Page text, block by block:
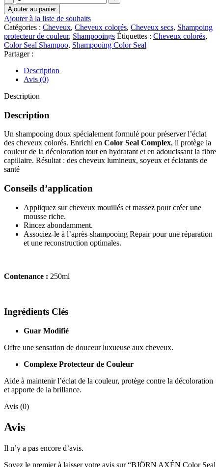
de
BJÖRN
AXÉN
Color
Seal
Shampoo
250
ML
Ajouter au panier
Ajouter à la liste de souhaits
Catégories : Cheveux, Cheveux colorés, Cheveux secs, Shampoing
protecteur de couleur, Shampooings Étiquettes : Cheveux colorés,
Color Seal Shampoo, Shampooing Color Seal
Partager :
Description
Avis (0)
Description
Description
Un shampooing doux spécialement formulé pour préserver l’éclat
des cheveux colorés. Enrichi en Color Seal Complex, il protège la
couleur de la décoloration tout en hydratant et en adoucissant la fibre
capillaire. Résultat : des cheveux lumineux, soyeux et éclatants de
santé
Conseils d’application
Appliquez sur cheveux mouillés et massez pour créer une
mousse riche.
Rincez abondamment.
Associez-le à l’après-shampooing Repair pour une réparation
et une reconstruction optimales.
Contenance : 250ml
Ingrédients Clés
Guar Modifié
Offre une sensation de douceur luxueuse aux cheveux.
Complexe Protecteur de Couleur
Aide à maintenir l’éclat de la couleur, protège contre la décoloration
et apporte de la brillance.
Avis (0)
Avis
Il n’y a pas encore d’avis.
Soyez le premier à laisser votre avis sur “BJÖRN AXÉN Color Seal